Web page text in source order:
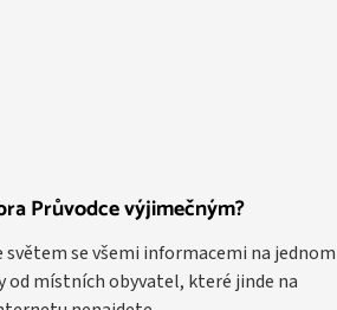
Průvodce výjimečným?
se všemi informacemi na jednom
místních obyvatel, které jinde na